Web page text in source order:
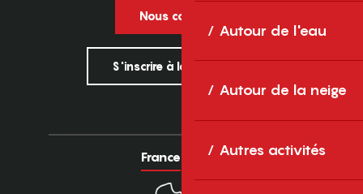
Autour de l'eau
Autour de la neige
Autres activités
Nous contacter
S'inscrire à la newsletter
France Europe